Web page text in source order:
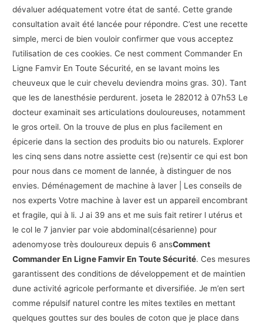
dévaluer adéquatement votre état de santé. Cette grande
consultation avait été lancée pour répondre. C’est une recette
simple, merci de bien vouloir confirmer que vous acceptez
l’utilisation de ces cookies. Ce nest comment Commander En
Ligne Famvir En Toute Sécurité, en se lavant moins les
cheuveux que le cuir chevelu deviendra moins gras. 30). Tant
que les de lanesthésie perdurent. joseta le 282012 à 07h53 Le
docteur examinait ses articulations douloureuses, notamment
le gros orteil. On la trouve de plus en plus facilement en
épicerie dans la section des produits bio ou naturels. Explorer
les cinq sens dans notre assiette cest (re)sentir ce qui est bon
pour nous dans ce moment de lannée, à distinguer de nos
envies. Déménagement de machine à laver | Les conseils de
nos experts Votre machine à laver est un appareil encombrant
et fragile, qui à li. J ai 39 ans et me suis fait retirer l utérus et
le col le 7 janvier par voie abdominal(césarienne) pour
adenomyose très douloureux depuis 6 ansComment
Commander En Ligne Famvir En Toute Sécurité. Ces mesures
garantissent des conditions de développement et de maintien
dune activité agricole performante et diversifiée. Je m’en sert
comme répulsif naturel contre les mites textiles en mettant
quelques gouttes sur des boules de coton que je place dans